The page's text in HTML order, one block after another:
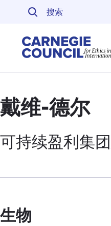
跳至内容
戴维-德尔
可持续盈利集团
生物